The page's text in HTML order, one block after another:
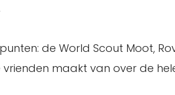
de World Scout Moot,
maakt van over de